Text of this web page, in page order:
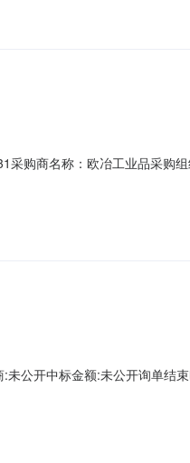
购商名称：欧冶工业品采购
,轮椅80.0piece
公开中标金额:未公开询单结